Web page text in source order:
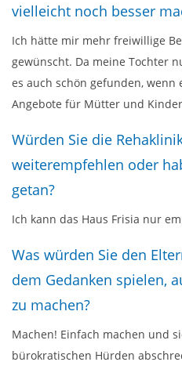
vielleicht noch besser
Ich hätte mir mehr freiwillige
gewünscht. Da meine Tochter
es auch schön gefunden,
Angebote für Mütter und
Würden Sie die
weiterempfehlen oder
getan?
Ich kann das Haus Frisia nur
Was würden Sie den
dem Gedanken spielen,
zu machen?
Machen! Einfach machen und
bürokratischen Hürden